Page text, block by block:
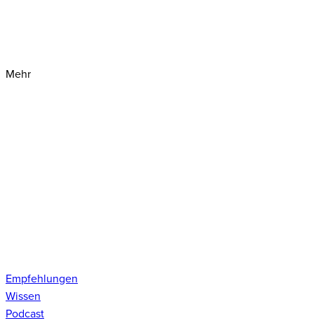
Mehr
Empfehlungen
Wissen
Podcast